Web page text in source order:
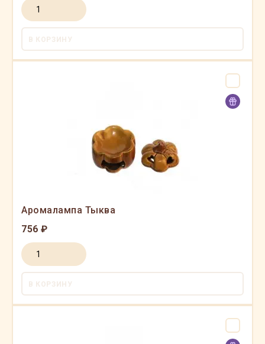
В КОРЗИНУ
Аромалампа Тыква
756 ₽
В КОРЗИНУ